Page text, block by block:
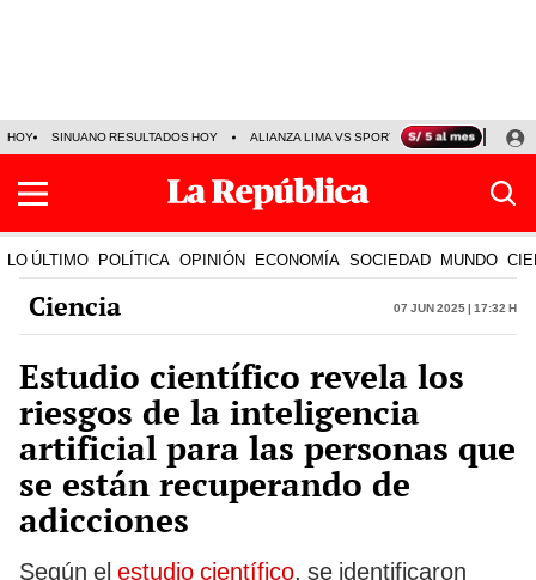
HOY SINUANO RESULTADOS HOY ALIANZA LIMA VS SPORT BOYS JORGE
LO ÚLTIMO POLÍTICA OPINIÓN ECONOMÍA SOCIEDAD MUNDO
Ciencia 07 Jun 2025 | 17:32 h
Estudio científico revela los
riesgos de la inteligencia
artificial para las personas que
se están recuperando de
adicciones
Según el estudio científico, se identificaron